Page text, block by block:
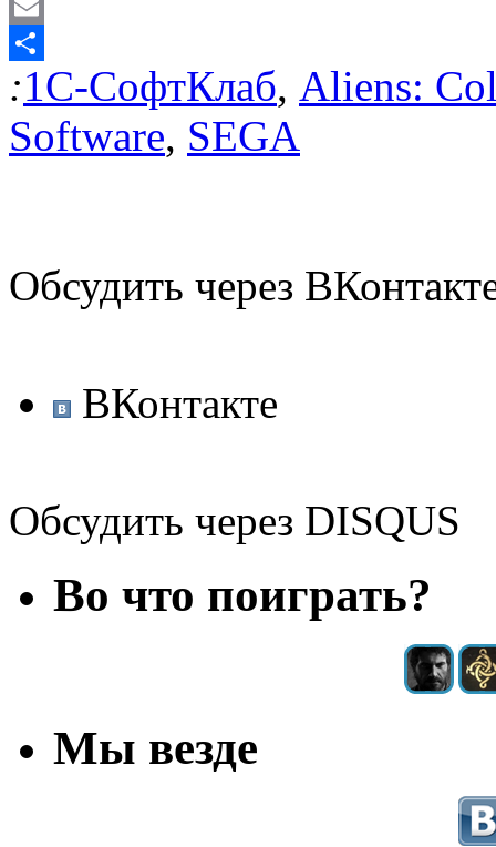
Odnoklassniki
Email
Отправить
:1С-СофтКлаб, Aliens:
Software, SEGA
Обсудить через
ВКонтакте
Обсудить через DISQUS
Во что поиграть?
Мы везде